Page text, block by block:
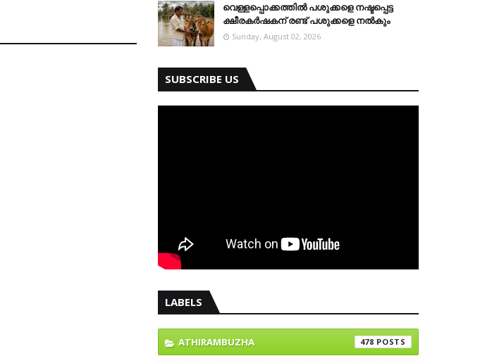
വെള്ളപ്പൊക്കത്തില്‍ പശുക്കളെ നഷ്ടപ്പെട്ട
ക്ഷീരകര്‍ഷകന് രണ്ട് പശുക്കളെ നല്‍കും
Sunday, August 02, 2026
SUBSCRIBE US
LABELS
ATHIRAMBUZHA 478